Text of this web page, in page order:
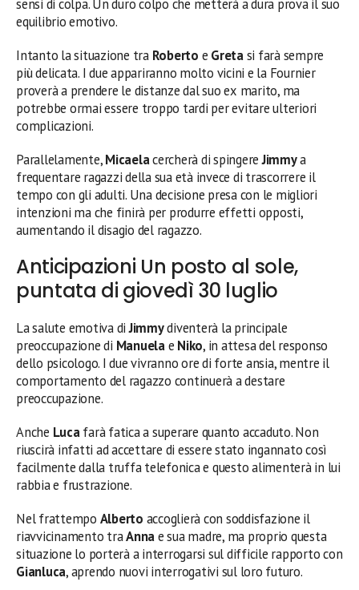
sensi di colpa. Un duro colpo che metterà a dura prova il suo
equilibrio emotivo.
Intanto la situazione tra Roberto e Gretasi farà sempre
più delicata. I due appariranno molto vicini e la Fournier
proverà a prendere le distanze dal suo ex marito, ma
potrebbe ormai essere troppo tardi per evitare ulteriori
complicazioni.
Parallelamente,Micaelacercherà di spingereJimmya
frequentare ragazzi della sua età invece di trascorrere il
tempo con gli adulti. Una decisione presa con le migliori
intenzioni ma che finirà per produrre effetti opposti,
aumentando il disagio del ragazzo.
Anticipazioni Un posto al sole,
puntata di giovedì 30 luglio
La salute emotiva diJimmydiventerà la principale
preoccupazione di Manuelae Niko, in attesa del responso
dello psicologo. I due vivranno ore di forte ansia, mentre il
comportamento del ragazzo continuerà a destare
preoccupazione.
Anche Lucafarà fatica a superare quanto accaduto. Non
riuscirà infatti ad accettare di essere stato ingannato così
facilmente dalla truffa telefonica e questo alimenterà in lui
rabbia e frustrazione.
Nel frattempo Alberto accoglierà con soddisfazione il
riavvicinamento traAnnae sua madre, ma proprio questa
situazione lo porterà a interrogarsi sul difficile rapporto con
Gianluca, aprendo nuovi interrogativi sul loro futuro.